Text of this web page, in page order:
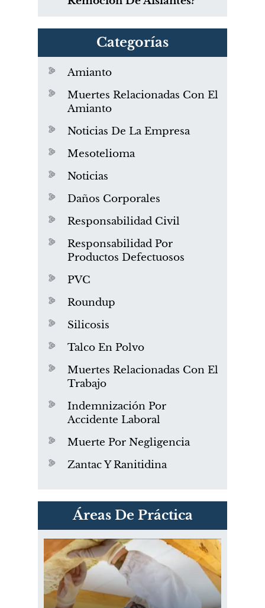
Categorías
Amianto
Muertes Relacionadas Con El
Amianto
Noticias De La Empresa
Mesotelioma
Noticias
Daños Corporales
Responsabilidad Civil
Responsabilidad Por
Productos Defectuosos
PVC
Roundup
Silicosis
Talco En Polvo
Muertes Relacionadas Con El
Trabajo
Indemnización Por
Accidente Laboral
Muerte Por Negligencia
Zantac Y Ranitidina
Áreas De Práctica
PVC Cloruro de polivinilo
Exposición